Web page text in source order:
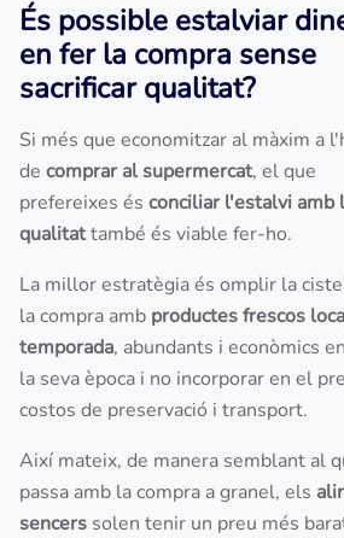
És possible estalviar
en fer la compra sense
sacrificar qualitat?
Si més que economitzar al màxim a
de comprar al supermercat, el que
prefereixes és conciliar l'estalvi amb
qualitattambé és viable fer-ho.
La millor estratègia és omplir la
la compra amb productes frescos
temporada, abundants i econòmics
la seva època i no incorporar en el
costos de preservació i transport.
Així mateix, de manera semblant al
passa amb la compra a granel, els
sencers solen tenir un preu més